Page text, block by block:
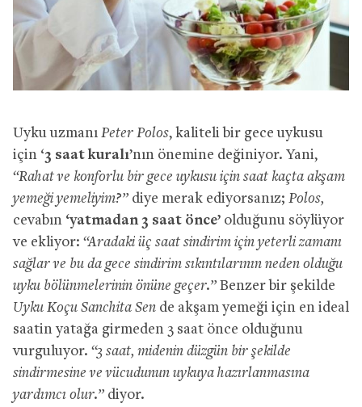
Uyku uzmanı Peter Polos, kaliteli bir gece uykusu
için ‘3 saat kuralı’nın önemine değiniyor. Yani,
“Rahat ve konforlu bir gece uykusu için saat kaçta akşam
yemeği yemeliyim?” diye merak ediyorsanız; Polos,
cevabın ‘yatmadan 3 saat önce’ olduğunu söylüyor
ve ekliyor: “Aradaki üç saat sindirim için yeterli zamanı
sağlar ve bu da gece sindirim sıkıntılarının neden olduğu
uyku bölünmelerinin önüne geçer.” Benzer bir şekilde
Uyku Koçu Sanchita Sen de akşam yemeği için en ideal
saatin yatağa girmeden 3 saat önce olduğunu
vurguluyor. “3 saat, midenin düzgün bir şekilde
sindirmesine ve vücudunun uykuya hazırlanmasına
yardımcı olur.” diyor.